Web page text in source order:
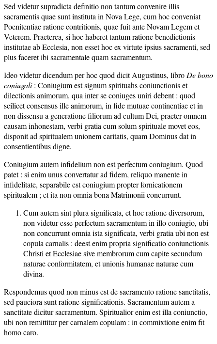
Sed videtur supradicta definitio non tantum convenire illis
sacramentis quae sunt instituta in Nova Lege, cum hoc conveniat
Poenitentiae ratione contritionis, quae fuit ante Novam Legem et
Veterem. Praeterea, si hoc haberet tantum ratione benedictionis
institutae ab Ecclesia, non esset hoc ex virtute ipsius sacramenti, sed
plus faceret ibi sacramentale quam sacramentum.
Ideo videtur dicendum per hoc quod dicit Augustinus, libro De bono
coniugali: Coniugium est signum spirituahs coniunctionis et
dilectionis animorum, qua inter se coniuges uniri debent : quod
scilicet consensus ille animorum, in fide mutuae continentiae et in
non dissensu a generatione filiorum ad cultum Dei, praeter omnem
causam inhonestam, verbi gratia cum solum spirituale movet eos,
disponit ad spiritualem unionem caritatis, quam Dominus dat in
consentientibus digne.
Coniugium autem infidelium non est perfectum coniugium. Quod
patet : si enim unus convertatur ad fidem, reliquo manente in
infidelitate, separabile est coniugium propter fornicationem
spiritualem ; et ita non omnia bona Matrimonii concurrunt.
Cum autem sint plura significata, et hoc ratione diversorum,
non videtur esse perfectum sacramentum in illo coniugio, ubi
non concurrunt omnia ista significata, verbi gratia ubi non est
copula carnalis : deest enim propria significatio coniunctionis
Christi et Ecclesiae sive membrorum cum capite secundum
naturae conformitatem, et unionis humanae naturae cum
divina.
Respondemus quod non minus est de sacramento ratione sanctitatis,
sed pauciora sunt ratione significationis. Sacramentum autem a
sanctitate dicitur sacramentum. Spiritualior enim est illa coniunctio,
ubi non remittitur per carnalem copulam : in commixtione enim fit
homo caro.